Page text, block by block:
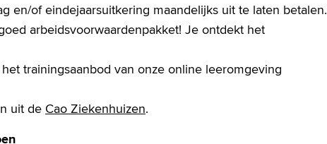
en/of eindejaarsuitkering maandelijks uit te laten betalen.
arbeidsvoorwaardenpakket! Je ontdekt het
trainingsaanbod van onze online leeromgeving
uit de Cao Ziekenhuizen.